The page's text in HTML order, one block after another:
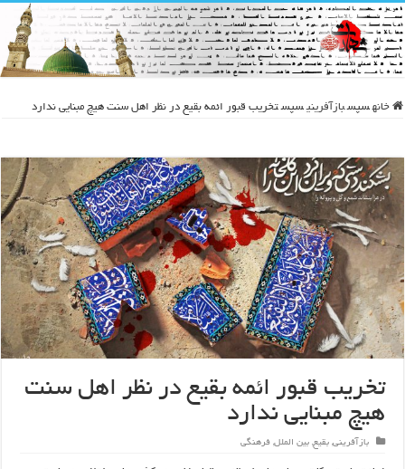
خانه سپس بازآفرینی سپس تخریب قبور ائمه بقیع در نظر اهل سنت هیچ مبنایی ندارد
تخریب قبور ائمه بقیع در نظر اهل سنت
هیچ مبنایی ندارد
بازآفرینی,بقیع,بین الملل,فرهنگی